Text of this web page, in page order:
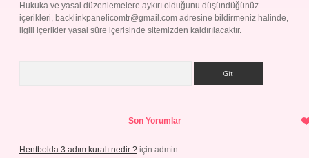
Hukuka ve yasal düzenlemelere aykırı olduğunu düşündüğünüz
içerikleri, backlinkpanelicomtr@gmail.com adresine bildirmeniz halinde,
ilgili içerikler yasal süre içerisinde sitemizden kaldırılacaktır.
Son Yorumlar
Hentbolda 3 adım kuralı nedir ? için admin